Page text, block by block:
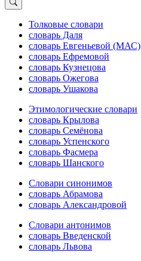
Толковые словари
словарь Даля
словарь Евгеньевой (МАС)
словарь Ефремовой
словарь Кузнецова
словарь Ожегова
словарь Ушакова
Этимологические словари
словарь Крылова
словарь Семёнова
словарь Успенского
словарь Фасмера
словарь Шанского
Словари синонимов
словарь Абрамова
словарь Александровой
Словари антонимов
словарь Введенской
словарь Львова